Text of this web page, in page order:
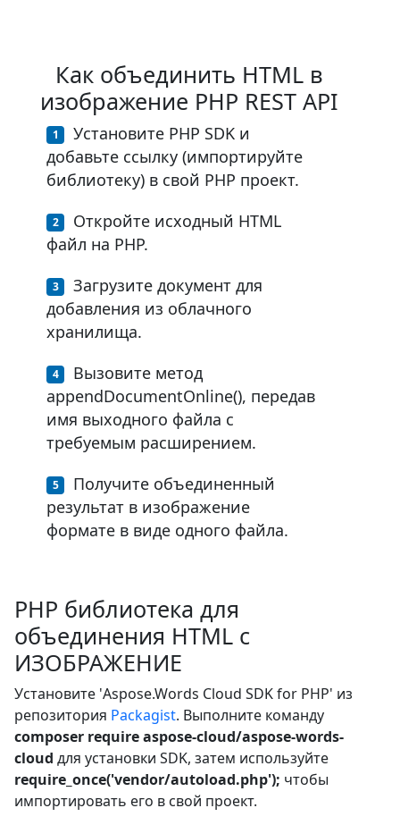
Как объединить HTML в
изображение PHP REST API
Установите PHP SDK и
добавьте ссылку (импортируйте
библиотеку) в свой PHP проект.
Откройте исходный HTML
файл на PHP.
Загрузите документ для
добавления из облачного
хранилища.
Вызовите метод
appendDocumentOnline(), передав
имя выходного файла с
требуемым расширением.
Получите объединенный
результат в изображение
формате в виде одного файла.
PHP библиотека для
объединения HTML с
ИЗОБРАЖЕНИЕ
Установите 'Aspose.Words Cloud SDK for PHP' из
репозитория Packagist. Выполните команду
composer require aspose-cloud/aspose-words-
cloud для установки SDK, затем используйте
require_once('vendor/autoload.php'); чтобы
импортировать его в свой проект.